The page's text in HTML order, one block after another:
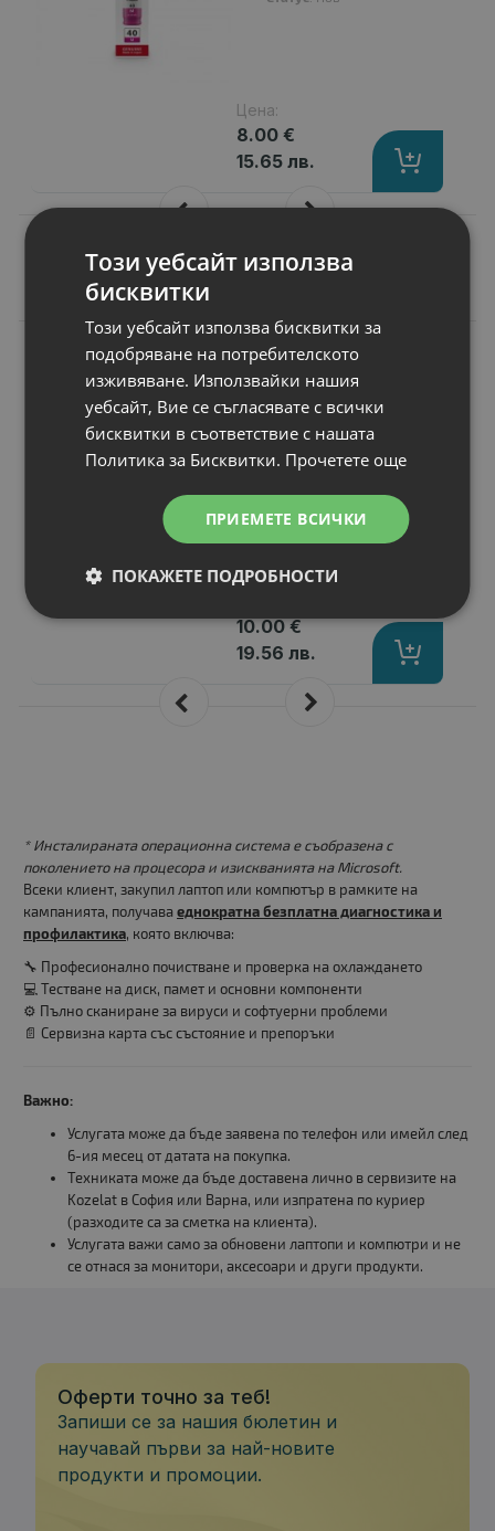
Цена:
8.00 €
15.65 лв.
Подобни продукти
N
Консуматив
Brother LC-525 XL
Magenta Ink
Cartridge High Yield
Брой страници: 1300 pages in
: Innobella Ink Cartridge
10.00 €
19.56 лв.
* Инсталираната операционна система е съобразена с
поколението на процесора и изискванията на Microsoft.
Всеки клиент, закупил лаптоп или компютър в рамките на
кампанията, получава еднократна безплатна диагностика и
профилактика, която включва:
🔧 Професионално почистване и проверка на охлаждането
💻 Тестване на диск, памет и основни компоненти
⚙️ Пълно сканиране за вируси и софтуерни проблеми
📄 Сервизна карта със състояние и препоръки
Важно:
Услугата може да бъде заявена по телефон или имейл след
6-ия месец от датата на покупка.
Техниката може да бъде доставена лично в сервизите на
Kozelat в София или Варна, или изпратена по куриер
(разходите са за сметка на клиента).
Услугата важи само за обновени лаптопи и компютри и не
се отнася за монитори, аксесоари и други продукти.
Оферти точно за теб!
Запиши се за нашия бюлетин и
научавай първи за най-новите
продукти и промоции.
Този уебсайт използва
бисквитки
Този уебсайт използва бисквитки за
подобряване на потребителското
изживяване. Използвайки нашия
уебсайт, Вие се съгласявате с всички
бисквитки в съответствие с нашата
Политика за Бисквитки. Прочетете още
ПРИЕМЕТЕ ВСИЧКИ
ПОКАЖЕТЕ ПОДРОБНОСТИ